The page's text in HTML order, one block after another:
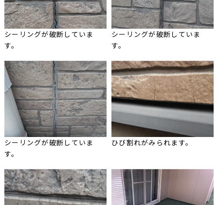
シーリングが破断していま
す。
シーリングが破断していま
す。
シーリングが破断していま
す。
ひび割れがみられます。